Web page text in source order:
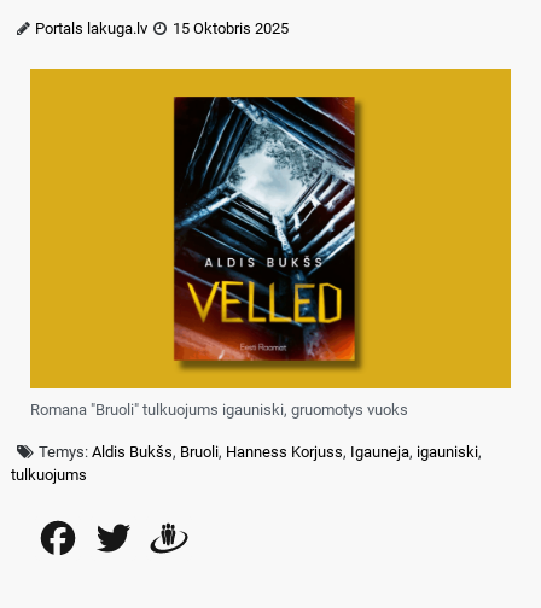
Portals lakuga.lv 15 Oktobris 2025
Romana "Bruoli" tulkuojums igauniski, gruomotys vuoks
Temys:Aldis Bukšs, Bruoli, Hanness Korjuss, Igauneja, igauniski,
tulkuojums
FacebookTwitter